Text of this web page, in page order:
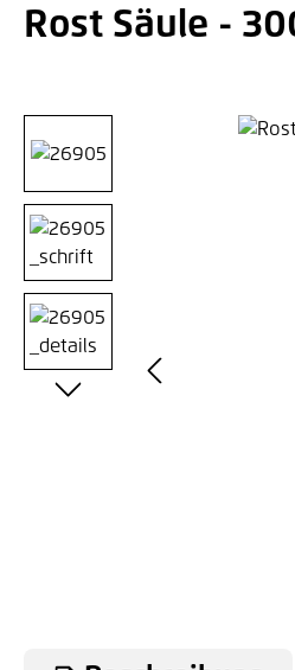
Rost Säule -
Bildergalerie überspringen